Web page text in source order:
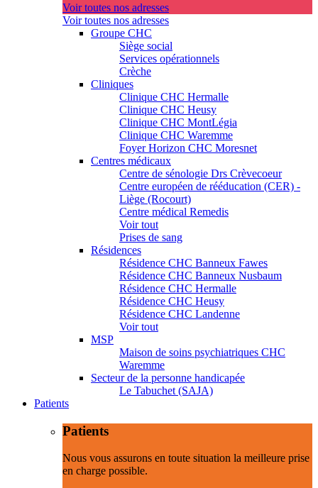
Voir toutes nos adresses
Voir toutes nos adresses
Groupe CHC
Siège social
Services opérationnels
Crèche
Cliniques
Clinique CHC Hermalle
Clinique CHC Heusy
Clinique CHC MontLégia
Clinique CHC Waremme
Foyer Horizon CHC Moresnet
Centres médicaux
Centre de sénologie Drs Crèvecoeur
Centre européen de rééducation (CER) -
Liège (Rocourt)
Centre médical Remedis
Voir tout
Prises de sang
Résidences
Résidence CHC Banneux Fawes
Résidence CHC Banneux Nusbaum
Résidence CHC Hermalle
Résidence CHC Heusy
Résidence CHC Landenne
Voir tout
MSP
Maison de soins psychiatriques CHC
Waremme
Secteur de la personne handicapée
Le Tabuchet (SAJA)
Patients
Patients
Nous vous assurons en toute situation la meilleure prise
en charge possible.